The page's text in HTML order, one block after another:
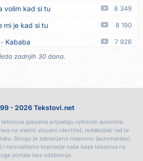
06.08
jačeg 06.08
06.08
i majko
ja, malo ti 06.08
05.08
volim kad si tu 8 349
mi je kad si tu 8 190
Kababa 7 926
si mi
6 406
u grudima 6 361
Ova mačka do mene
zadnjih 30 dana.
- 2026 Tekstovi.net
tekstove pjesama pripadaju njihovim autorima.
na vlastiti vizualni identitet, redakcijski rad te
Strogo je zabranjeno masovno (automatsko)
i neovlašteno kopiranje naše baze tekstova na
portale bez odobrenja.